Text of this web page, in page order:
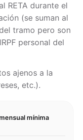
RETA durante el
(se suman al
tramo pero son
personal del
ajenos a la
etc.).
mínima